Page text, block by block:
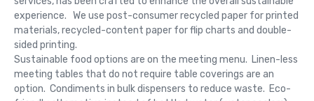
experience.   We use post-consumer recycled paper for printed
materials, recycled-content paper for flip charts and double-
sided printing.
Sustainable food options are on the meeting menu.  Linen-less
meeting tables that do not require table coverings are an
option.  Condiments in bulk dispensers to reduce waste.  Eco-